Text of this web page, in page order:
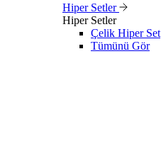
Hiper Setler
Hiper Setler
Çelik Hiper Set
Tümünü Gör